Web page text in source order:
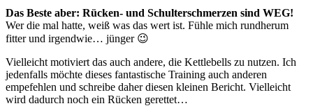
Das Beste aber: Rücken- und Schulterschmerzen sind WEG!
Wer die mal hatte, weiß was das wert ist. Fühle mich rundherum
fitter und irgendwie… jünger 😉
Vielleicht motiviert das auch andere, die Kettlebells zu nutzen. Ich
jedenfalls möchte dieses fantastische Training auch anderen
empefehlen und schreibe daher diesen kleinen Bericht. Vielleicht
wird dadurch noch ein Rücken gerettet…